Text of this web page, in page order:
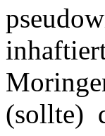
(sollte)